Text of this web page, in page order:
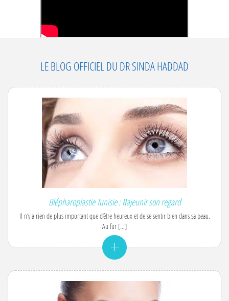
LE BLOG OFFICIEL DU DR SINDA HADDAD
Blépharoplastie Tunisie : Rajeunir son regard
Il n’y a rien de plus important que d’être heureux et de se sentir bien dans sa peau.
Au fur […]